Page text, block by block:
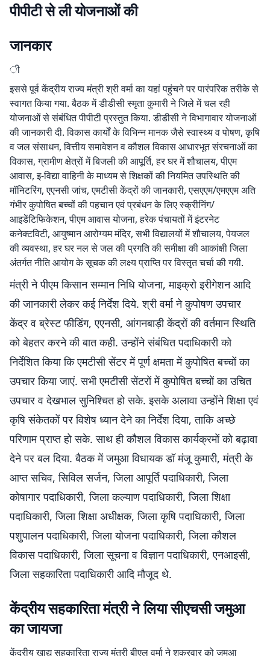
पीपीटी से ली योजनाओं की
जानकार
ी
इससे पूर्व केंद्रीय राज्य मंत्री श्री वर्मा का यहां पहुंचने पर पारंपरिक तरीके से
स्वागत किया गया. बैठक में डीडीसी स्मृता कुमारी ने जिले में चल रही
योजनाओं से संबंधित पीपीटी प्रस्तुत किया. डीडीसी ने विभागावार योजनाओं
की जानकारी दी. विकास कार्यों के विभिन्न मानक जैसे स्वास्थ्य व पोषण, कृषि
व जल संसाधन, वित्तीय समावेशन व कौशल विकास आधारभूत संरचनाओं का
विकास, ग्रामीण क्षेत्रों में बिजली की आपूर्ति, हर घर में शौचालय, पीएम
आवास, इ-विद्या वाहिनी के माध्यम से शिक्षकों की नियमित उपस्थिति की
मॉनिटरिंग, एएनसी जांच, एमटीसी केंद्रों की जानकारी, एसएएम/एमएएम अति
गंभीर कुपोषित बच्चों की पहचान एवं प्रबंधन के लिए स्क्रीनिंग/
आइडेंटिफिकेशन, पीएम आवास योजना, हरेक पंचायतों में इंटरनेट
कनेक्टविटी, आयुष्मान आरोग्यम मंदिर, सभी विद्यालयों में शौचालय, पेयजल
की व्यवस्था, हर घर नल से जल की प्रगति की समीक्षा की आकांक्षी जिला
अंतर्गत नीति आयोग के सूचक की लक्ष्य प्राप्ति पर विस्तृत चर्चा की गयी.
मंत्री ने पीएम किसान सम्मान निधि योजना, माइक्रो इरीगेशन आदि
की जानकारी लेकर कई निर्देश दिये. श्री वर्मा ने कुपोषण उपचार
केंद्र व ब्रेस्ट फीडिंग, एएनसी, आंगनबाड़ी केंद्रों की वर्तमान स्थिति
को बेहतर करने की बात कही. उन्होंने संबंधित पदाधिकारी को
निर्देशित किया कि एमटीसी सेंटर में पूर्ण क्षमता में कुपोषित बच्चों का
उपचार किया जाएं. सभी एमटीसी सेंटरों में कुपोषित बच्चों का उचित
उपचार व देखभाल सुनिश्चित हो सके. इसके अलावा उन्होंने शिक्षा एवं
कृषि संकेतकों पर विशेष ध्यान देने का निर्देश दिया, ताकि अच्छे
परिणाम प्राप्त हो सके. साथ ही कौशल विकास कार्यक्रमों को बढ़ावा
देने पर बल दिया. बैठक में जमुआ विधायक डॉ मंजू कुमारी, मंत्री के
आप्त सचिव, सिविल सर्जन, जिला आपूर्ति पदाधिकारी, जिला
कोषागार पदाधिकारी, जिला कल्याण पदाधिकारी, जिला शिक्षा
पदाधिकारी, जिला शिक्षा अधीक्षक, जिला कृषि पदाधिकारी, जिला
पशुपालन पदाधिकारी, जिला योजना पदाधिकारी, जिला कौशल
विकास पदाधिकारी, जिला सूचना व विज्ञान पदाधिकारी, एनआइसी,
जिला सहकारिता पदाधिकारी आदि मौजूद थे.
केंद्रीय सहकारिता मंत्री ने लिया सीएचसी जमुआ
का जायजा
केंद्रीय खाद्य सहकारिता राज्य मंत्री बीएल वर्मा ने शुक्रवार को जमुआ